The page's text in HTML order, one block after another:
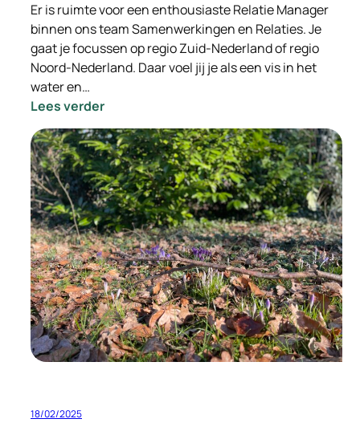
Er is ruimte voor een enthousiaste Relatie Manager
binnen ons team Samenwerkingen en Relaties. Je
gaat je focussen op regio Zuid-Nederland of regio
Noord-Nederland. Daar voel jij je als een vis in het
water en…
Lees verder:
–
INGEVULD
–
Vacature
Gedreven
Relatie
Manager
18/02/2025